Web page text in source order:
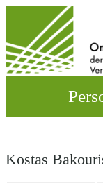
wechseln
Kostas